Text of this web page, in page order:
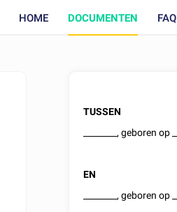
HOME DOCUMENTEN FAQ
TUSSEN
, geboren op
EN
, geboren op